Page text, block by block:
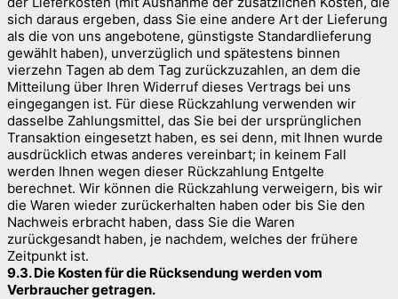
sich daraus ergeben, dass Sie eine andere Art der Lieferung
als die von uns angebotene, günstigste Standardlieferung
gewählt haben), unverzüglich und spätestens binnen
vierzehn Tagen ab dem Tag zurückzuzahlen, an dem die
Mitteilung über Ihren Widerruf dieses Vertrags bei uns
eingegangen ist. Für diese Rückzahlung verwenden wir
dasselbe Zahlungsmittel, das Sie bei der ursprünglichen
Transaktion eingesetzt haben, es sei denn, mit Ihnen wurde
ausdrücklich etwas anderes vereinbart; in keinem Fall
werden Ihnen wegen dieser Rückzahlung Entgelte
berechnet. Wir können die Rückzahlung verweigern, bis wir
die Waren wieder zurückerhalten haben oder bis Sie den
Nachweis erbracht haben, dass Sie die Waren
zurückgesandt haben, je nachdem, welches der frühere
Zeitpunkt ist.
9.3. Die Kosten für die Rücksendung werden vom
Verbraucher getragen.